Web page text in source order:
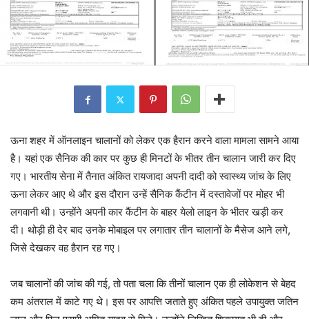
ऊना शहर में ऑनलाइन चालानों को लेकर एक हैरान करने वाला मामला सामने आया
है। यहां एक सैनिक की कार पर कुछ ही मिनटों के भीतर तीन चालान जारी कर दिए
गए। भारतीय सेना में तैनात अंकित रायजादा अपनी दादी को स्वास्थ्य जांच के लिए
ऊना लेकर आए थे और इस दौरान उन्हें सैनिक कैंटीन में दस्तावेजों पर मोहर भी
लगवानी थी। उन्होंने अपनी कार कैंटीन के बाहर येलो लाइन के भीतर खड़ी कर
दी। थोड़ी ही देर बाद उनके मोबाइल पर लगातार तीन चालानों के मैसेज आने लगे,
जिसे देखकर वह हैरान रह गए।
जब चालानों की जांच की गई, तो पता चला कि तीनों चालान एक ही लोकेशन से बेहद
कम अंतराल में काटे गए थे। इस पर आपत्ति जताते हुए अंकित पहले उपायुक्त जतिन